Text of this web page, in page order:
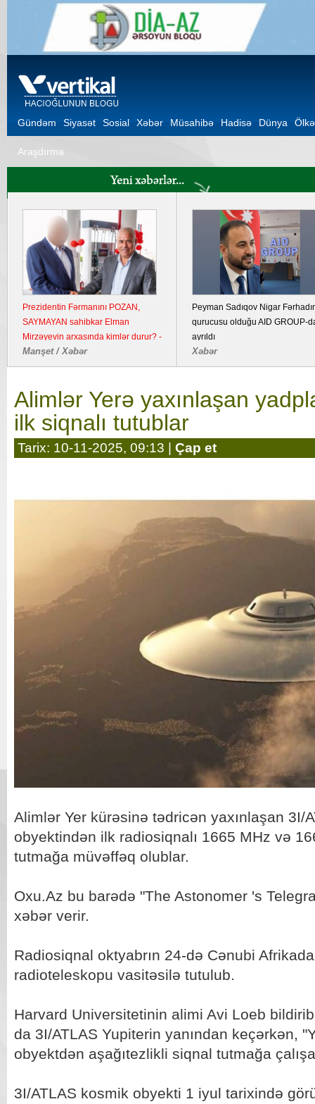
Gündəm Siyasət Sosial Xəbər Müsahibə Hadisə Dünya Ölkə
Araşdırma
Prezidentin Fərmanını POZAN,
SAYMAYAN sahibkar Elman
Mirzəyevin arxasında kimlər durur? -
Kənd təsərrüfatı təyinatlı torpaqda
fəaliyyət göstərən YDM ətrafında
Manşet / Xəbər
Peyman Sadıqov Nigar
qurucusu olduğu AID GROUP-
ayrıldı
Xəbər
Alimlər Yerə yaxınlaşan
ilk siqnalı tutublar
Tarix: 10-11-2025, 09:13 | Çap et
Alimlər Yer kürəsinə tədricən yaxınlaşan 3I/
obyektindən ilk radiosiqnalı 1665 MHz və
tutmağa müvəffəq olublar.
Oxu.Az bu barədə "The Astonomer 's
xəbər verir.
Radiosiqnal oktyabrın 24-də Cənubi
radioteleskopu vasitəsilə tutulub.
Harvard Universitetinin alimi Avi Loeb
da 3I/ATLAS Yupiterin yanından keçərkən,
obyektdən aşağıtezlikli siqnal tutmağa
3I/ATLAS kosmik obyekti 1 iyul tarixində